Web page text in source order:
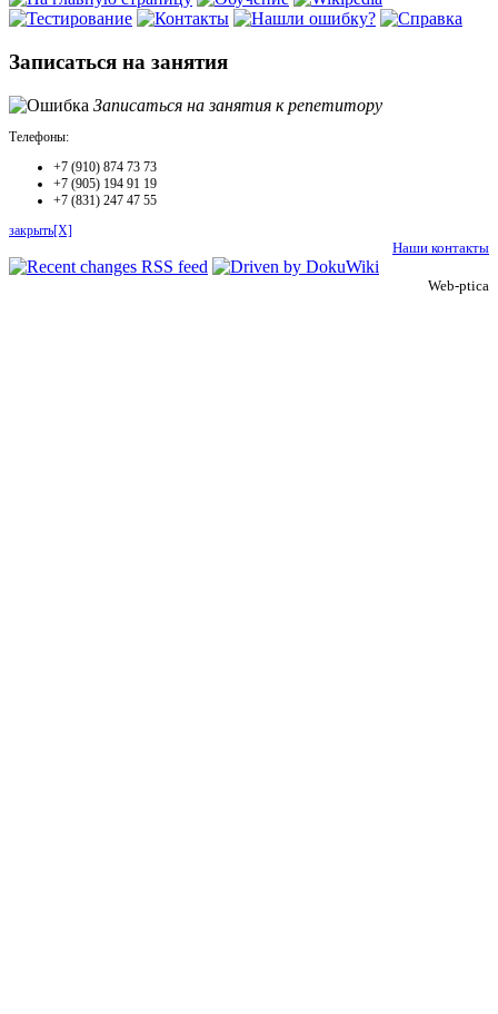
Записаться на занятия
Записаться на занятия к репетитору
Телефоны:
+7 (910) 874 73 73
+7 (905) 194 91 19
+7 (831) 247 47 55
закрыть[X]
Наши контакты
Web-ptica